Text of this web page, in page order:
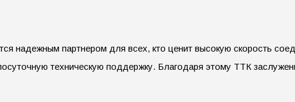
надежным партнером для всех, кто ценит высокую скорость
техническую поддержку. Благодаря этому ТТК